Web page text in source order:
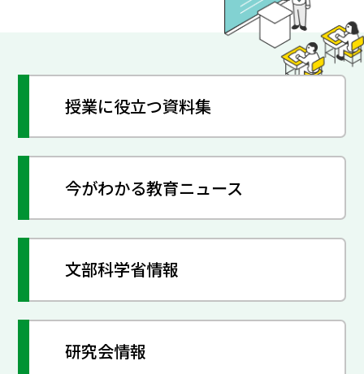
授業に役立つ資料集
今がわかる教育ニュース
文部科学省情報
研究会情報